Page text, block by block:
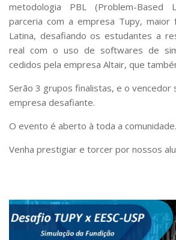
Transferência de Tecnologia
Empresas Juniores
Extensão à Comunidade
Projetos, Programas e Cursos
Museus e Espaços Interativos
Serviços
Bibliotecas
Segurança, Trânsito e Prevenção
Aplicativos e Sites
Jornal da USP
metodologia PBL (Problem-Based
parceria com a empresa Tupy, maior
Latina, desafiando os estudantes a
real com o uso de softwares de
cedidos pela empresa Altair, que
Serão 3 grupos finalistas, e o vencedor
empresa desafiante.
O evento é aberto à toda a comunidade.
Venha prestigiar e torcer por nossos